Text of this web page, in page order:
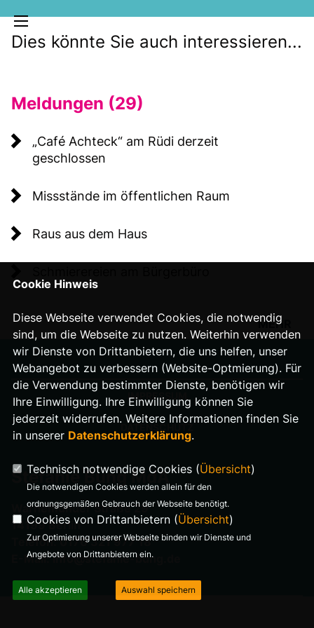
MELDUNGEN
Dies könnte Sie auch interessieren...
Meldungen (29)
Café Achteck“ am Rüdi derzeit
geschlossen
Missstände im öffentlichen Raum
Raus aus dem Haus
MEHR
IMPRESSUM
DATENSCHUTZ
Stefanie Bung MdA
Warnemünder Straße 29
14199 Berlin
Telefon: 0176 321 977 18
E-Mail: info@stefanie-bung.de
Cookie Hinweis
Diese Webseite verwendet Cookies, die notwendig
sind, um die Webseite zu nutzen. Weiterhin verwenden
wir Dienste von Drittanbietern, die uns helfen, unser
Webangebot zu verbessern (Website-Optmierung). Für
die Verwendung bestimmter Dienste, benötigen wir
Ihre Einwilligung. Ihre Einwilligung können Sie
jederzeit widerrufen. Weitere Informationen finden Sie
in unserer Datenschutzerklärung.
Technisch notwendige Cookies (Übersicht)
Die notwendigen Cookies werden allein für den
ordnungsgemäßen Gebrauch der Webseite benötigt.
Cookies von Drittanbietern (Übersicht)
Zur Optimierung unserer Webseite binden wir Dienste und
Angebote von Drittanbietern ein.
Alle akzeptieren Auswahl speichern